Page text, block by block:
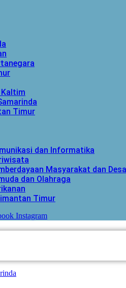
Timur
dan Informatika
Masyarakat dan Desa
dan Olahraga
Timur
Instagram